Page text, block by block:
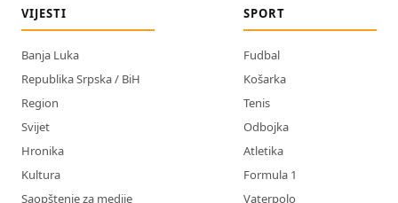
VIJESTI
Banja Luka
Republika Srpska / BiH
Region
Svijet
Hronika
Kultura
Saopštenje za medije
SPORT
Fudbal
Košarka
Tenis
Odbojka
Atletika
Formula 1
Vaterpolo